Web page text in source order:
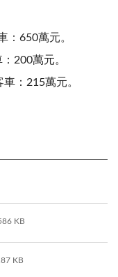
：650萬元。
200萬元。
：215萬元。
KB
KB